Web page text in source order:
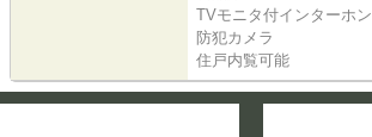
TVモニタ付インターホン
防犯カメラ
住戸内覧可能